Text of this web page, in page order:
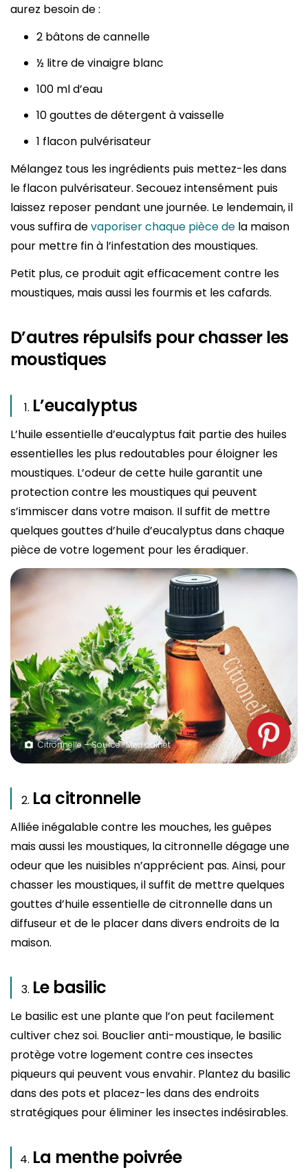
aurez besoin de :
2 bâtons de cannelle
½ litre de vinaigre blanc
100 ml d’eau
10 gouttes de détergent à vaisselle
1 flacon pulvérisateur
Mélangez tous les ingrédients puis mettez-les dans
le flacon pulvérisateur. Secouez intensément puis
laissez reposer pendant une journée. Le lendemain, il
vous suffira devaporiser chaque pièce de la maison
pour mettre fin à l’infestation des moustiques.
Petit plus, ce produit agit efficacement contre les
moustiques, mais aussi les fourmis et les cafards.
D’autres répulsifs pour chasser les
moustiques
L’eucalyptus
L’huile essentielle d’eucalyptus fait partie des huiles
essentielles les plus redoutables pour éloigner les
moustiques. L’odeur de cette huile garantit une
protection contre les moustiques qui peuvent
s’immiscer dans votre maison. Il suffit de mettre
quelques gouttes d’huile d’eucalyptus dans chaque
pièce de votre logement pour les éradiquer.
Citronnelle – Source : Medicalnet
La citronnelle
Alliée inégalable contre les mouches, les guêpes
mais aussi les moustiques, la citronnelle dégage une
odeur que les nuisibles n’apprécient pas. Ainsi, pour
chasser les moustiques, il suffit de mettre quelques
gouttes d’huile essentielle de citronnelle dans un
diffuseur et de le placer dans divers endroits de la
maison.
Le basilic
Le basilic est une plante que l’on peut facilement
cultiver chez soi. Bouclier anti-moustique, le basilic
protège votre logement contre ces insectes
piqueurs qui peuvent vous envahir. Plantez du basilic
dans des pots et placez-les dans des endroits
stratégiques pour éliminer les insectes indésirables.
La menthe poivrée